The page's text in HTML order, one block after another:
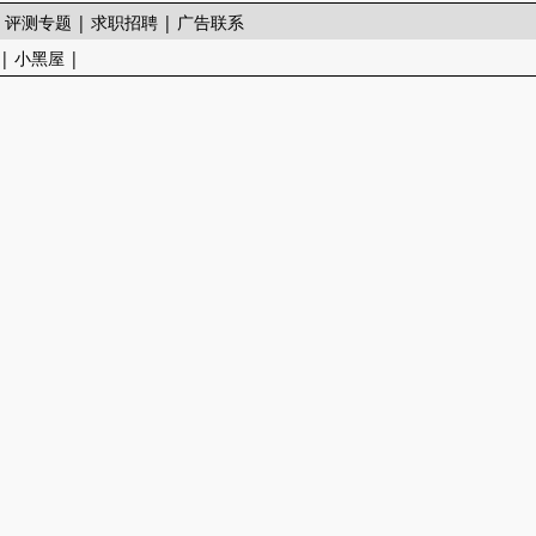
评测专题 |求职招聘 | 广告联系
小黑屋 |